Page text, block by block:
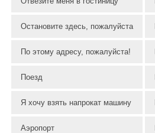
Остановите здесь, пожалуйста
По этому адресу, пожалуйста!
Поезд
Я хочу взять напрокат машину
Аэропорт